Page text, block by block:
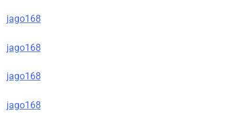
jago168
jago168
jago168
jago168